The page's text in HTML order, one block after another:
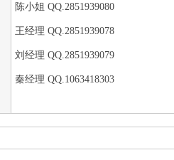
陈小姐 QQ.2851939080
王经理 QQ.2851939078
刘经理 QQ.2851939079
秦经理 QQ.1063418303